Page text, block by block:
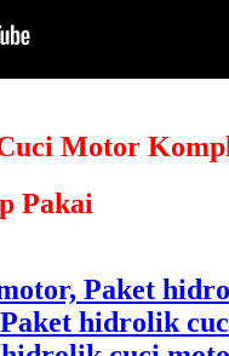
Motor
Pakai